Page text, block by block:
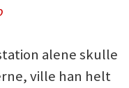
alene skulle
ville han helt